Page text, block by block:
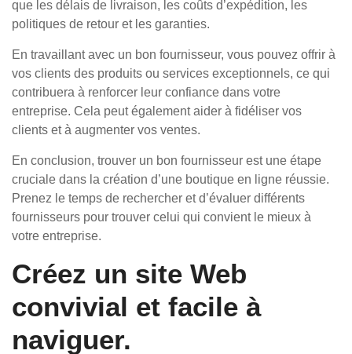
que les délais de livraison, les coûts d’expédition, les
politiques de retour et les garanties.
En travaillant avec un bon fournisseur, vous pouvez offrir à
vos clients des produits ou services exceptionnels, ce qui
contribuera à renforcer leur confiance dans votre
entreprise. Cela peut également aider à fidéliser vos
clients et à augmenter vos ventes.
En conclusion, trouver un bon fournisseur est une étape
cruciale dans la création d’une boutique en ligne réussie.
Prenez le temps de rechercher et d’évaluer différents
fournisseurs pour trouver celui qui convient le mieux à
votre entreprise.
Créez un site Web
convivial et facile à
naviguer.